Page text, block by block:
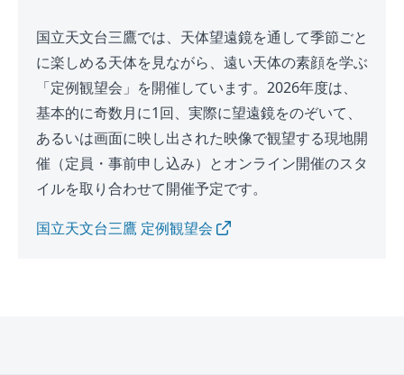
国立天文台三鷹では、天体望遠鏡を通して季節ごと
に楽しめる天体を見ながら、遠い天体の素顔を学ぶ
「定例観望会」を開催しています。2026年度は、
基本的に奇数月に1回、実際に望遠鏡をのぞいて、
あるいは画面に映し出された映像で観望する現地開
催（定員・事前申し込み）とオンライン開催のスタ
イルを取り合わせて開催予定です。
国立天文台三鷹 定例観望会